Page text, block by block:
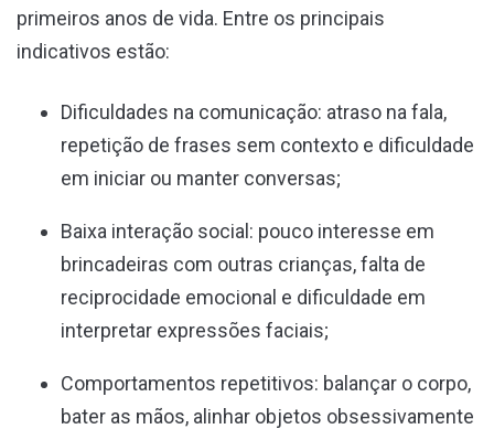
primeiros anos de vida. Entre os principais
indicativos estão:
Dificuldades na comunicação: atraso na fala,
repetição de frases sem contexto e dificuldade
em iniciar ou manter conversas;
Baixa interação social: pouco interesse em
brincadeiras com outras crianças, falta de
reciprocidade emocional e dificuldade em
interpretar expressões faciais;
Comportamentos repetitivos: balançar o corpo,
bater as mãos, alinhar objetos obsessivamente